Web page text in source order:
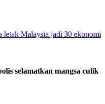
selamatkan mangsa culik